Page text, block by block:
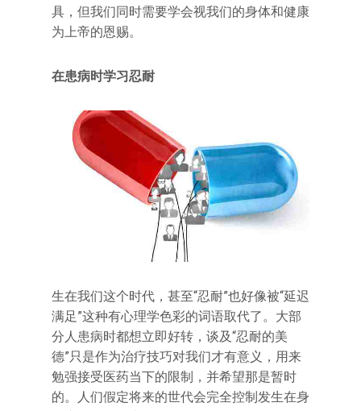
具，但我们同时需要学会视我们的身体和健康
为上帝的恩赐。
在患病时学习忍耐
生在我们这个时代，甚至“忍耐”也好像被“延迟
满足”这种有心理学色彩的词语取代了。大部
分人患病时都想立即好转，谈及“忍耐的美
德”只是作为治疗技巧对我们才有意义，用来
勉强接受医药当下的限制，并希望那是暂时
的。人们假定将来的世代会完全控制发生在身